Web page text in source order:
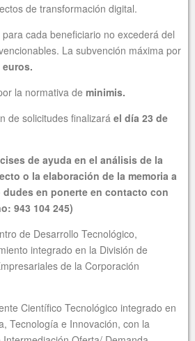
de transformación digital.
cada beneficiario no excederá del
La subvención máxima por
euros.
la normativa de minimis.
de solicitudes finalizará el día 23 de
de ayuda en el análisis de la
o la elaboración de la memoria a
en ponerte en contacto con
943 104 245)
de Desarrollo Tecnológico,
integrado en la División de
de la Corporación
Científico Tecnológico integrado en
Tecnología e Innovación, con la